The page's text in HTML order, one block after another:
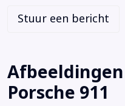
GPS volgsysteem
Lederen bekleding
Leder zwart (AU)
Stuur een bericht
Porsche 911